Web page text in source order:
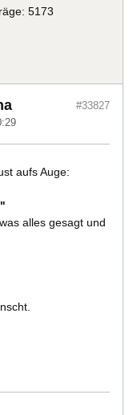
5173
#33827
aufs Auge:
alles gesagt und